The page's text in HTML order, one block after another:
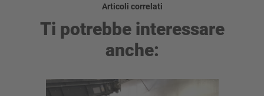
Articoli correlati
Ti potrebbe interessare
anche: